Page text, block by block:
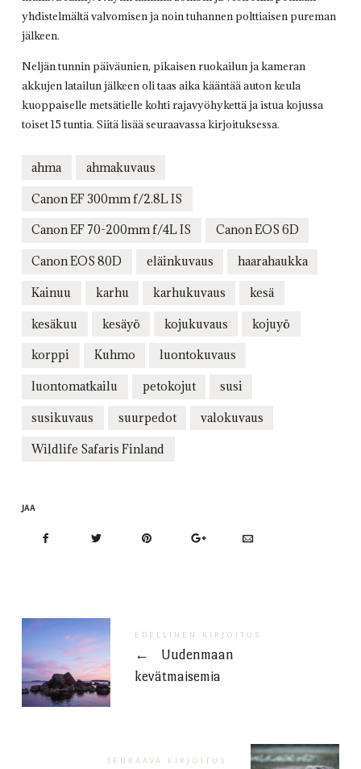
yhdistelmältä valvomisen ja noin tuhannen polttiaisen pureman
jälkeen.
Neljän tunnin päiväunien, pikaisen ruokailun ja kameran
akkujen latailun jälkeen oli taas aika kääntää auton keula
kuoppaiselle metsätielle kohti rajavyöhykettä ja istua kojussa
toiset 15 tuntia. Siitä lisää seuraavassa kirjoituksessa.
ahma ahmakuvaus
Canon EF 300mm f/2.8L IS
Canon EF 70-200mm f/4L IS Canon EOS 6D
Canon EOS 80D eläinkuvaus haarahaukka
Kainuu karhu karhukuvaus kesä
kesäkuu kesäyö kojukuvaus kojuyö
korppi Kuhmo luontokuvaus
luontomatkailu petokojut susi
susikuvaus suurpedot valokuvaus
Wildlife Safaris Finland
JAA
EDELLINEN KIRJOITUS
←
Uudenmaan
kevätmaisemia
SEURAAVA KIRJOITUS